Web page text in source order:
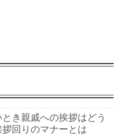
き親戚への挨拶はどう
回りのマナーとは